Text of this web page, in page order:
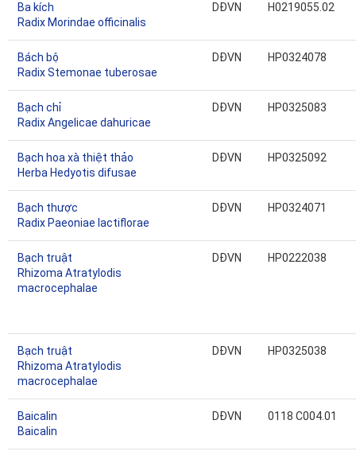
Ba kích
Radix Morindae officinalis
DĐVN H0219055.02
Bách bộ
Radix Stemonae tuberosae
DĐVN HP0324078
Bạch chỉ
Radix Angelicae dahuricae
DĐVN HP0325083
Bạch hoa xà thiệt thảo
Herba Hedyotis difusae
DĐVN HP0325092
Bạch thược
Radix Paeoniae lactiflorae
DĐVN HP0324071
Bạch truật
Rhizoma Atratylodis
macrocephalae
DĐVN HP0222038
Bạch truật
Rhizoma Atratylodis
macrocephalae
DĐVN HP0325038
Baicalin
Baicalin
DĐVN 0118 C004.01